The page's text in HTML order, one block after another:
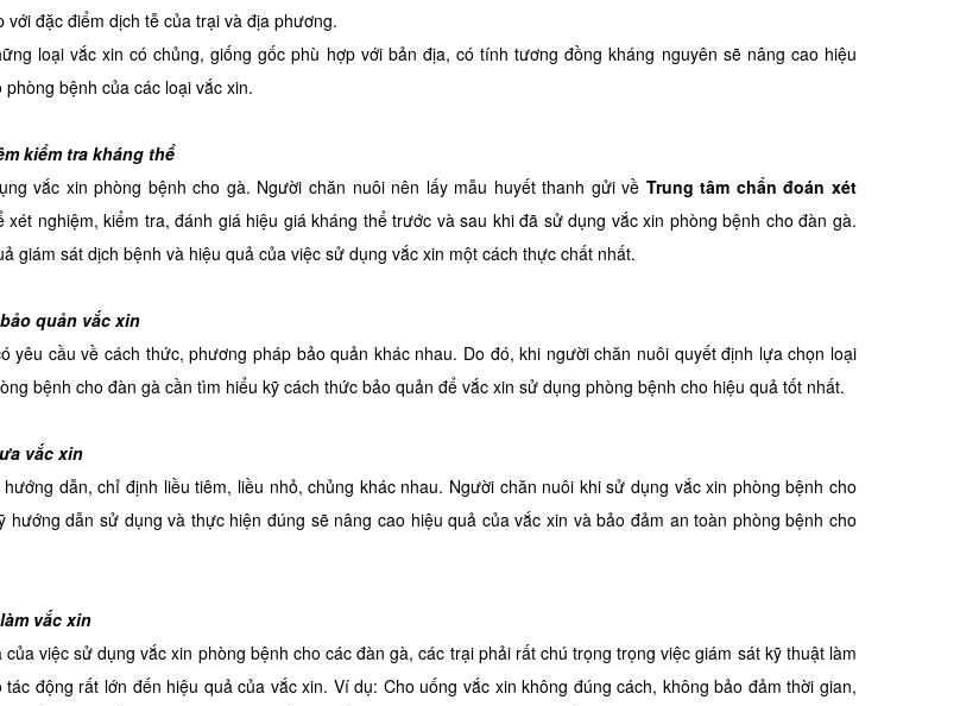
với đặc điểm dịch tễ của trại và địa phương.
loại vắc xin có chủng, giống gốc phù hợp với bản địa, có tính tương đồng kháng nguyên sẽ nâng cao hiệu
bệnh của các loại vắc xin.
kiểm tra kháng thể
vắc xin phòng bệnh cho gà. Người chăn nuôi nên lấy mẫu huyết thanh gửi về Trung tâm chẩn đoán xét
xét nghiệm, kiểm tra, đánh giá hiệu giá kháng thể trước và sau khi đã sử dụng vắc xin phòng bệnh cho đàn gà.
giám sát dịch bệnh và hiệu quả của việc sử dụng vắc xin một cách thực chất nhất.
quản vắc xin
yêu cầu về cách thức, phương pháp bảo quản khác nhau. Do đó, khi người chăn nuôi quyết định lựa chọn loại
bệnh cho đàn gà cần tìm hiểu kỹ cách thức bảo quản để vắc xin sử dụng phòng bệnh cho hiệu quả tốt nhất.
vắc xin
dẫn, chỉ định liều tiêm, liều nhỏ, chủng khác nhau. Người chăn nuôi khi sử dụng vắc xin phòng bệnh cho
hướng dẫn sử dụng và thực hiện đúng sẽ nâng cao hiệu quả của vắc xin và bảo đảm an toàn phòng bệnh cho
vắc xin
việc sử dụng vắc xin phòng bệnh cho các đàn gà, các trại phải rất chú trọng trọng việc giám sát kỹ thuật làm
động rất lớn đến hiệu quả của vắc xin. Ví dụ: Cho uống vắc xin không đúng cách, không bảo đảm thời gian,